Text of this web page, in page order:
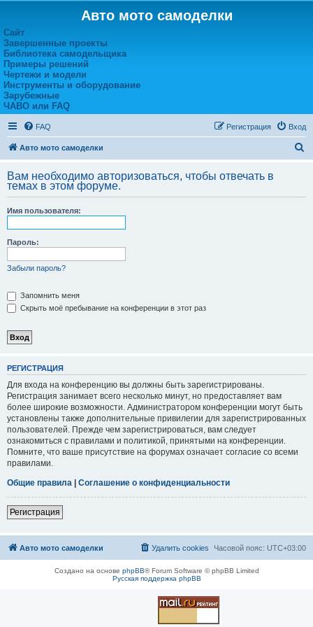
Авто мото самоделки
Сайт
Завершенные проекты
Библиотека самодельщика
Примеры решений
Чертежи и модели
Инструменты и оборудование
Зарубежные
ЧАВО или FAQ
FAQ Вход
Регистрация
Авто мото самоделки
с
Вам необходимо авторизоваться, чтобы отвечать в
темах в этом форуме.
Имя пользователя:
Пароль:
Забыли пароль?
Запомнить меня
Скрыть моё пребывание на конференции в этот раз
РЕГИСТРАЦИЯ
Для входа на конференцию вы должны быть зарегистрированы.
Регистрация занимает всего несколько минут, но предоставляет вам
более широкие возможности. Администратором конференции могут быть
установлены также дополнительные привилегии для зарегистрированных
пользователей. Прежде чем зарегистрироваться, вам следует
ознакомиться с правилами и политикой, принятыми на конференции.
Помните, что ваше присутствие на форумах означает согласие со всеми
правилами.
Общие правила | Соглашение о конфиденциальности
Регистрация
Авто мото самоделки Часовой пояс: UTC+03:00
Удалить cookies
Создано на основе phpBB® Forum Software © phpBB Limited
Русская поддержка phpBB